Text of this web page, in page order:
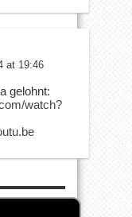
at 19:46
gelohnt:
watch?